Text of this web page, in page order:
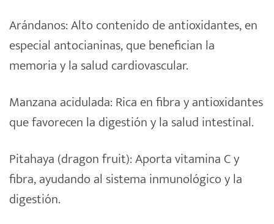
Arándanos: Alto contenido de antioxidantes, en
especial antocianinas, que benefician la
memoria y la salud cardiovascular.
Manzana acidulada: Rica en fibra y antioxidantes
que favorecen la digestión y la salud intestinal.
Pitahaya (dragon fruit): Aporta vitamina C y
fibra, ayudando al sistema inmunológico y la
digestión.